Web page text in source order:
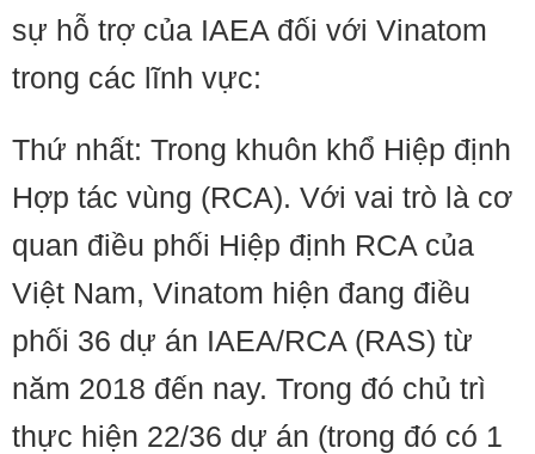
sự hỗ trợ của IAEA đối với Vinatom
trong các lĩnh vực:
Thứ nhất: Trong khuôn khổ Hiệp định
Hợp tác vùng (RCA). Với vai trò là cơ
quan điều phối Hiệp định RCA của
Việt Nam, Vinatom hiện đang điều
phối 36 dự án IAEA/RCA (RAS) từ
năm 2018 đến nay. Trong đó chủ trì
thực hiện 22/36 dự án (trong đó có 1